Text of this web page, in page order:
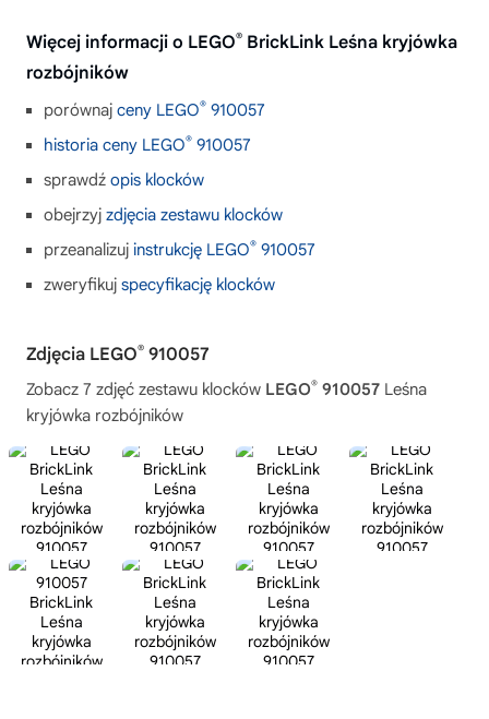
Więcej informacji o LEGO® BrickLink Leśna kryjówka
rozbójników
porównaj ceny LEGO® 910057
historia ceny LEGO® 910057
sprawdź opis klocków
obejrzyj zdjęcia zestawu klocków
przeanalizuj instrukcję LEGO® 910057
zweryfikuj specyfikację klocków
Zdjęcia LEGO® 910057
Zobacz 7 zdjęć zestawu klocków LEGO® 910057 Leśna
kryjówka rozbójników